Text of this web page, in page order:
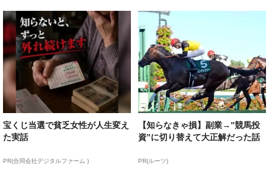
宝くじ当選で貧乏女性が人生変え
た実話
PR(合同会社デジタルファーム )
【知らなきゃ損】副業→”競馬投
資”に切り替えて大正解だった話
PR(ルーツ)